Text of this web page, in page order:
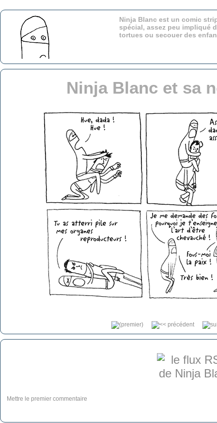
Ninja Blanc est un comic
spécial, assez peu impliqué
tortues ou secouer des
Ninja Blanc et sa
Mettre le premier commentaire